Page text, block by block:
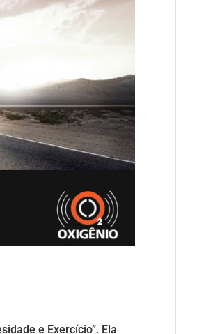
e Exercício”. Ela